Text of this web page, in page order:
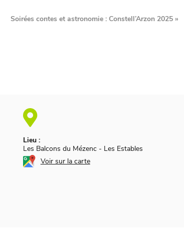
Lieu :
Les Balcons du Mézenc - Les Estables
Voir sur la carte
Soirées contes et astronomie : Constell’Arzon 2025 »